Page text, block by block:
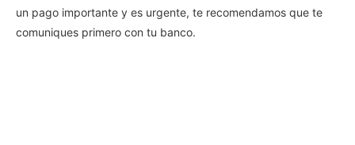
un pago importante y es urgente, te recomendamos que te
comuniques primero con tu banco.